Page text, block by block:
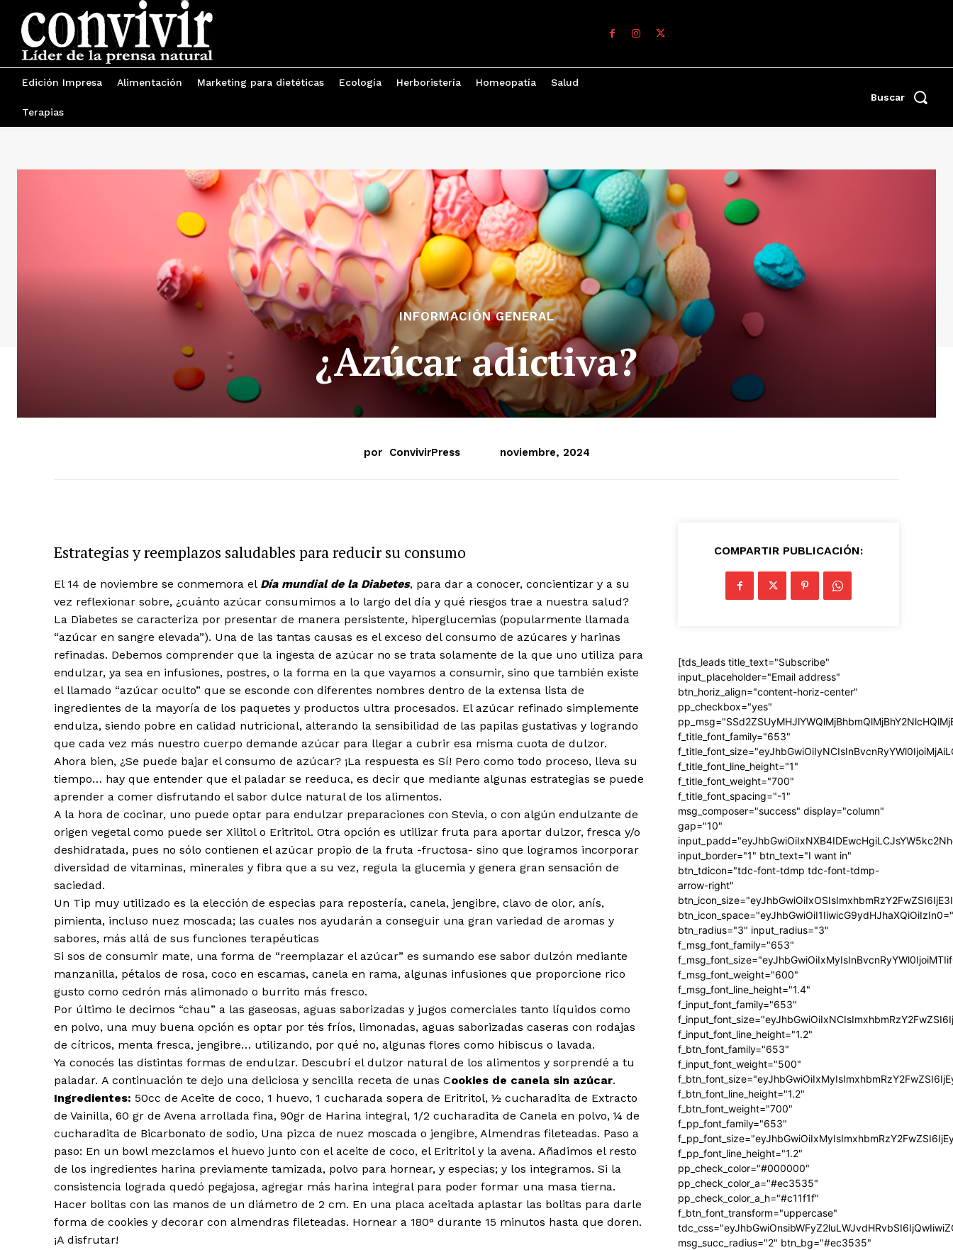
Edición Impresa Alimentación Marketing para dietéticas Ecología Herboristería Homeopatía Salud
Terapias
Buscar
INFORMACIÓN GENERAL
¿Azúcar adictiva?
por ConvivirPress noviembre, 2024
Estrategias y reemplazos saludables para reducir su consumo
El 14 de noviembre se conmemora el Día mundial de la Diabetes, para dar a conocer, concientizar y a su
vez reflexionar sobre, ¿cuánto azúcar consumimos a lo largo del día y qué riesgos trae a nuestra salud?
La Diabetes se caracteriza por presentar de manera persistente, hiperglucemias (popularmente llamada
“azúcar en sangre elevada”). Una de las tantas causas es el exceso del consumo de azúcares y harinas
refinadas. Debemos comprender que la ingesta de azúcar no se trata solamente de la que uno utiliza para
endulzar, ya sea en infusiones, postres, o la forma en la que vayamos a consumir, sino que también existe
el llamado “azúcar oculto” que se esconde con diferentes nombres dentro de la extensa lista de
ingredientes de la mayoría de los paquetes y productos ultra procesados. El azúcar refinado simplemente
endulza, siendo pobre en calidad nutricional, alterando la sensibilidad de las papilas gustativas y logrando
que cada vez más nuestro cuerpo demande azúcar para llegar a cubrir esa misma cuota de dulzor.
Ahora bien, ¿Se puede bajar el consumo de azúcar? ¡La respuesta es Sí! Pero como todo proceso, lleva su
tiempo… hay que entender que el paladar se reeduca, es decir que mediante algunas estrategias se puede
aprender a comer disfrutando el sabor dulce natural de los alimentos.
A la hora de cocinar, uno puede optar para endulzar preparaciones con Stevia, o con algún endulzante de
origen vegetal como puede ser Xilitol o Eritritol. Otra opción es utilizar fruta para aportar dulzor, fresca y/o
deshidratada, pues no sólo contienen el azúcar propio de la fruta -fructosa- sino que logramos incorporar
diversidad de vitaminas, minerales y fibra que a su vez, regula la glucemia y genera gran sensación de
saciedad.
Un Tip muy utilizado es la elección de especias para repostería, canela, jengibre, clavo de olor, anís,
pimienta, incluso nuez moscada; las cuales nos ayudarán a conseguir una gran variedad de aromas y
sabores, más allá de sus funciones terapéuticas
Si sos de consumir mate, una forma de “reemplazar el azúcar” es sumando ese sabor dulzón mediante
manzanilla, pétalos de rosa, coco en escamas, canela en rama, algunas infusiones que proporcione rico
gusto como cedrón más alimonado o burrito más fresco.
Por último le decimos “chau” a las gaseosas, aguas saborizadas y jugos comerciales tanto líquidos como
en polvo, una muy buena opción es optar por tés fríos, limonadas, aguas saborizadas caseras con rodajas
de cítricos, menta fresca, jengibre… utilizando, por qué no, algunas flores como hibiscus o lavada.
Ya conocés las distintas formas de endulzar. Descubrí el dulzor natural de los alimentos y sorprendé a tu
paladar. A continuación te dejo una deliciosa y sencilla receta de unas Cookies de canela sin azúcar.
Ingredientes: 50cc de Aceite de coco, 1 huevo, 1 cucharada sopera de Eritritol, ½ cucharadita de Extracto
de Vainilla, 60 gr de Avena arrollada fina, 90gr de Harina integral, 1/2 cucharadita de Canela en polvo, ¼ de
cucharadita de Bicarbonato de sodio, Una pizca de nuez moscada o jengibre, Almendras fileteadas. Paso a
paso: En un bowl mezclamos el huevo junto con el aceite de coco, el Eritritol y la avena. Añadimos el resto
de los ingredientes harina previamente tamizada, polvo para hornear, y especias; y los integramos. Si la
consistencia lograda quedó pegajosa, agregar más harina integral para poder formar una masa tierna.
Hacer bolitas con las manos de un diámetro de 2 cm. En una placa aceitada aplastar las bolitas para darle
forma de cookies y decorar con almendras fileteadas. Hornear a 180° durante 15 minutos hasta que doren.
¡A disfrutar!
COMPARTIR PUBLICACIÓN:
[tds_leads title_text="Subscribe"
input_placeholder="Email address"
btn_horiz_align="content-horiz-center"
pp_checkbox="yes"
f_title_font_family="653"
f_title_font_line_height="1"
f_title_font_weight="700"
f_title_font_spacing="-1"
msg_composer="success" display="column"
gap="10"
input_border="1" btn_text="I want in"
btn_tdicon="tdc-font-tdmp tdc-font-tdmp-
arrow-right"
btn_radius="3" input_radius="3"
f_msg_font_family="653"
f_msg_font_weight="600"
f_msg_font_line_height="1.4"
f_input_font_family="653"
f_input_font_line_height="1.2"
f_btn_font_family="653"
f_input_font_weight="500"
f_btn_font_line_height="1.2"
f_btn_font_weight="700"
f_pp_font_family="653"
f_pp_font_line_height="1.2"
pp_check_color="#000000"
pp_check_color_a="#ec3535"
pp_check_color_a_h="#c11f1f"
f_btn_font_transform="uppercase"
msg_succ_radius="2" btn_bg="#ec3535"